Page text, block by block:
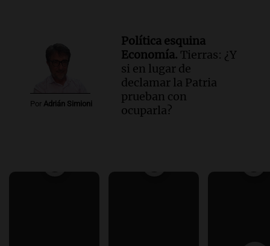
Por Adrián Simioni
Política esquina
Economía. Tierras: ¿Y
si en lugar de
declamar la Patria
prueban con
ocuparla?